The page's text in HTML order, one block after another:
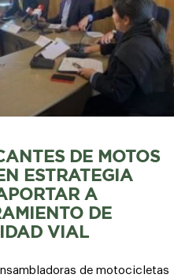
DE MOTOS
ESTRATEGIA
A
DE
VIAL
de motocicletas